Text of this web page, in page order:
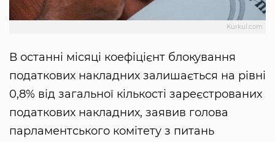
Kurkul.com
В останні місяці коефіцієнт блокування
податкових накладних залишається на рівні
0,8% від загальної кількості зареєстрованих
податкових накладних, заявив голова
парламентського комітету з питань